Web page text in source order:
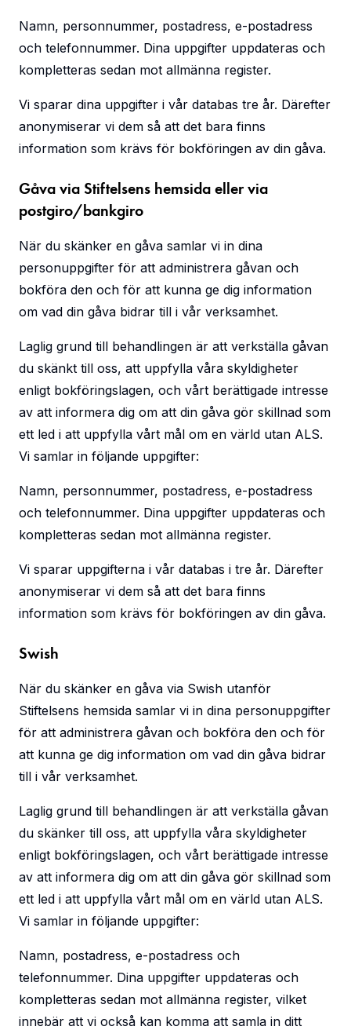
Namn, personnummer, postadress, e-postadress
och telefonnummer. Dina uppgifter uppdateras och
kompletteras sedan mot allmänna register.
Vi sparar dina uppgifter i vår databas tre år. Därefter
anonymiserar vi dem så att det bara finns
information som krävs för bokföringen av din gåva.
Gåva via Stiftelsens hemsida eller via
postgiro/bankgiro
När du skänker en gåva samlar vi in dina
personuppgifter för att administrera gåvan och
bokföra den och för att kunna ge dig information
om vad din gåva bidrar till i vår verksamhet.
Laglig grund till behandlingen är att verkställa gåvan
du skänkt till oss, att uppfylla våra skyldigheter
enligt bokföringslagen, och vårt berättigade intresse
av att informera dig om att din gåva gör skillnad som
ett led i att uppfylla vårt mål om en värld utan ALS.
Vi samlar in följande uppgifter:
Namn, personnummer, postadress, e-postadress
och telefonnummer. Dina uppgifter uppdateras och
kompletteras sedan mot allmänna register.
Vi sparar uppgifterna i vår databas i tre år. Därefter
anonymiserar vi dem så att det bara finns
information som krävs för bokföringen av din gåva.
Swish
När du skänker en gåva via Swish utanför
Stiftelsens hemsida samlar vi in dina personuppgifter
för att administrera gåvan och bokföra den och för
att kunna ge dig information om vad din gåva bidrar
till i vår verksamhet.
Laglig grund till behandlingen är att verkställa gåvan
du skänker till oss, att uppfylla våra skyldigheter
enligt bokföringslagen, och vårt berättigade intresse
av att informera dig om att din gåva gör skillnad som
ett led i att uppfylla vårt mål om en värld utan ALS.
Vi samlar in följande uppgifter:
Namn, postadress, e-postadress och
telefonnummer. Dina uppgifter uppdateras och
kompletteras sedan mot allmänna register, vilket
innebär att vi också kan komma att samla in ditt